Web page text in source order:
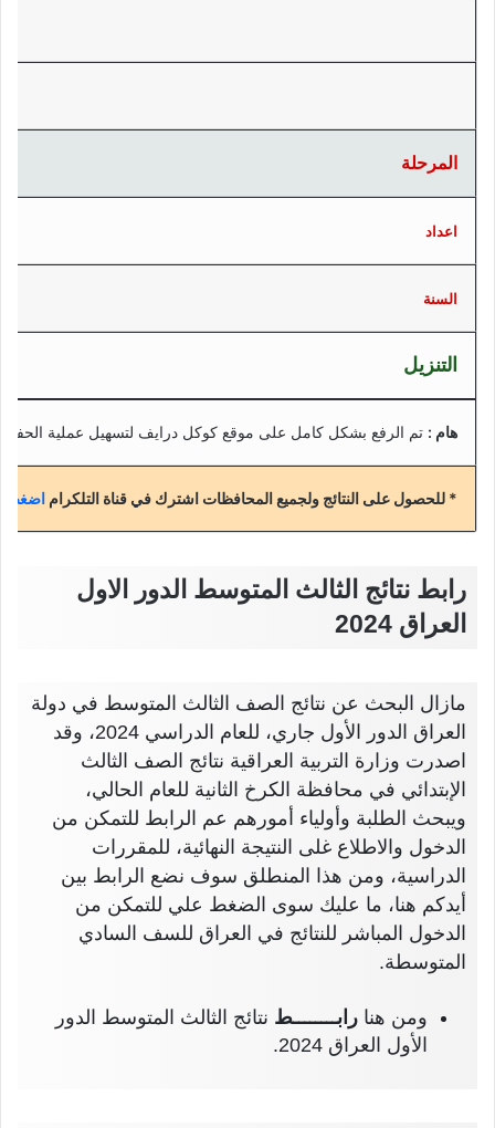
المرحلة
اعداد
السنة
التنزيل
هام : تم الرفع بشكل كامل على موقع كوكل درايف لتسهيل عملية الحفظ
* للحصول على النتائج ولجميع المحافظات اشترك في قناة التلكرام اضغط
رابط نتائج الثالث المتوسط الدور الاول
العراق 2024
مازال البحث عن نتائج الصف الثالث المتوسط في دولة
العراق الدور الأول جاري، للعام الدراسي 2024، وقد
اصدرت وزارة التربية العراقية نتائج الصف الثالث
الإبتدائي في محافظة الكرخ الثانية للعام الحالي،
ويبحث الطلبة وأولياء أمورهم عم الرابط للتمكن من
الدخول والاطلاع غلى النتيجة النهائية، للمقررات
الدراسية، ومن هذا المنطلق سوف نضع الرابط بين
أيدكم هنا، ما عليك سوى الضغط علي للتمكن من
الدخول المباشر للنتائج في العراق للسف السادي
المتوسطة.
ومن هنا رابــــــــط نتائج الثالث المتوسط الدور
الأول العراق 2024.